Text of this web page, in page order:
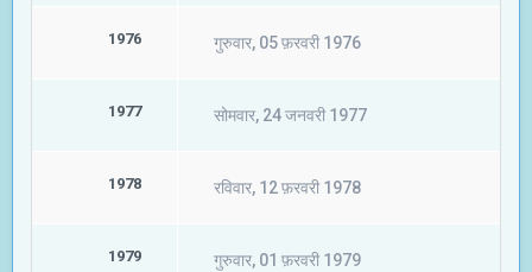
1976 गुरुवार, 05 फ़रवरी 1976
1977 सोमवार, 24 जनवरी 1977
1978 रविवार, 12 फ़रवरी 1978
1979 गुरुवार, 01 फ़रवरी 1979